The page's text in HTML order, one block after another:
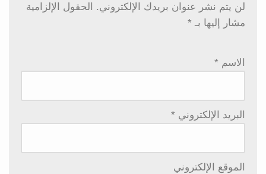
لن يتم نشر عنوان بريدك الإلكتروني.
الحقول الإلزامية
مشار إليها بـ *
الاسم *
البريد الإلكتروني *
الموقع الإلكتروني